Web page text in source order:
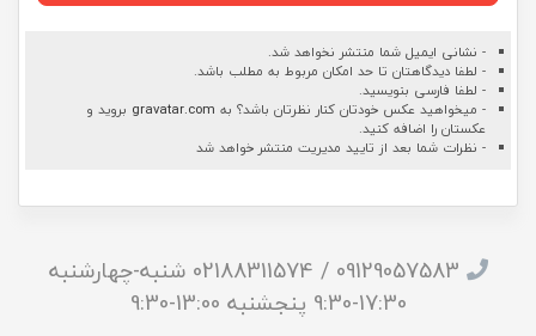
- نشانی ایمیل شما منتشر نخواهد شد.
- لطفا دیدگاهتان تا حد امکان مربوط به مطلب باشد.
- لطفا فارسی بنویسید.
- میخواهید عکس خودتان کنار نظرتان باشد؟ به gravatar.com بروید و
عکستان را اضافه کنید.
- نظرات شما بعد از تایید مدیریت منتشر خواهد شد
09129057583 / 02188311574 شنبه-چهارشنبه
17:30-9:30 پنجشنبه 13:00-9:30